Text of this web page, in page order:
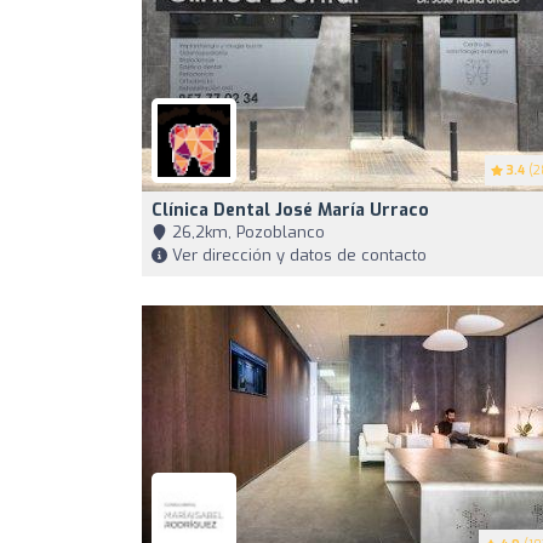
3.4
Clínica Dental José María Urraco
26,2km, Pozoblanco
Ver dirección y datos de contacto